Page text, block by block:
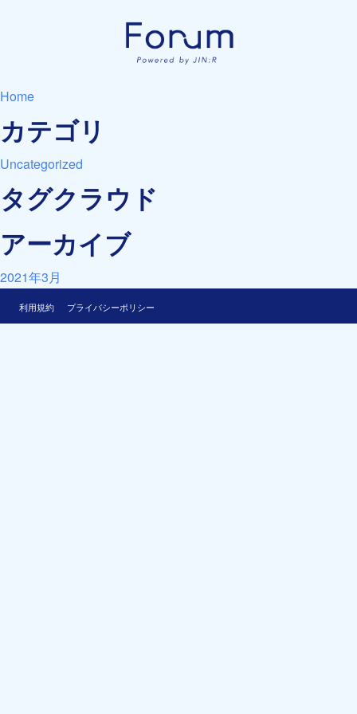
Home
カテゴリ
Uncategorized
タグクラウド
アーカイブ
2021年3月
利用規約 プライバシーポリシー